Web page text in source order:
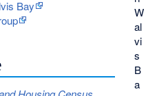
W
al
vi
s
B
a
Bay